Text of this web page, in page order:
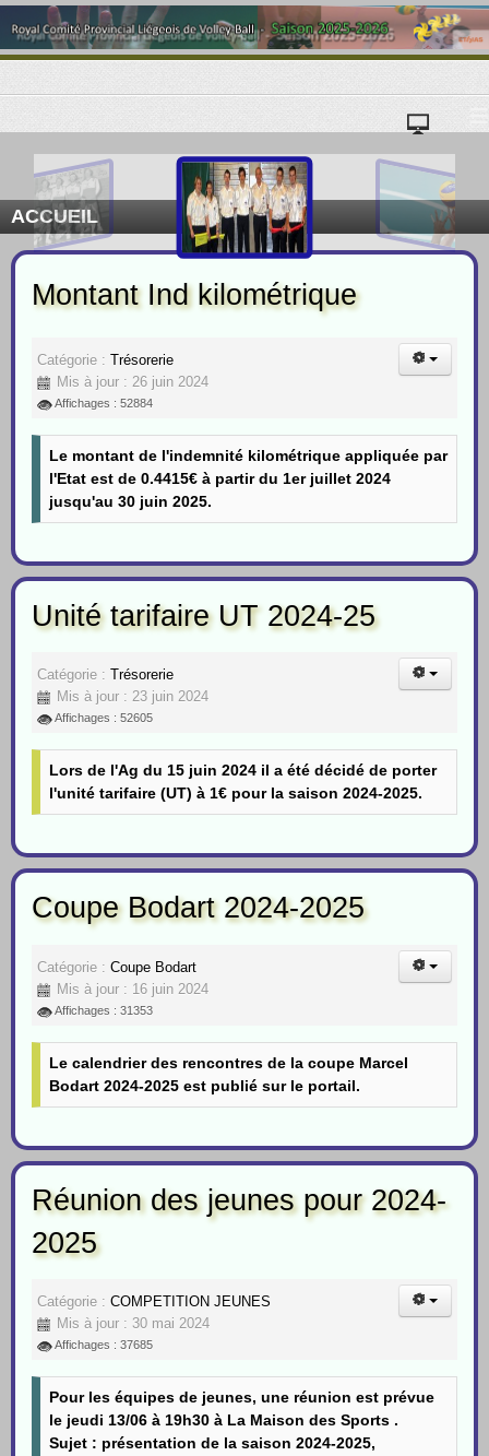
ACCUEIL
Montant Ind kilométrique
Catégorie : Trésorerie
Mis à jour : 26 juin 2024
Affichages : 52884
Le montant de l'indemnité kilométrique appliquée par
l'Etat est de 0.4415€ à partir du 1er juillet 2024
jusqu'au 30 juin 2025.
Unité tarifaire UT 2024-25
Catégorie :
Trésorerie
Mis à jour : 23 juin 2024
Affichages : 52605
Lors de l'Ag du 15 juin 2024 il a été décidé de porter
l'unité tarifaire (UT) à 1€ pour la saison 2024-2025.
Coupe Bodart 2024-2025
Catégorie : Coupe Bodart
Mis à jour : 16 juin 2024
Affichages : 31353
Le calendrier des rencontres de la coupe Marcel
Bodart 2024-2025 est publié sur le portail.
Réunion des jeunes pour 2024-
2025
Catégorie : COMPETITION JEUNES
Mis à jour : 30 mai 2024
Affichages : 37685
Pour les équipes de jeunes, une réunion est prévue
le jeudi 13/06 à 19h30 à La Maison des Sports .
Sujet : présentation de la saison 2024-2025,